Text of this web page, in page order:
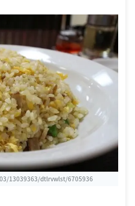
13039363/dtlrvwlst/6705936